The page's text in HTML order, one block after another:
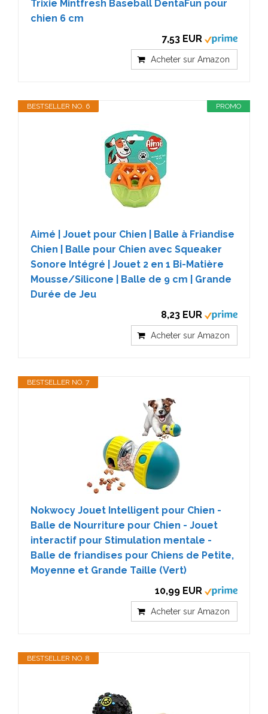
Trixie Mintfresh Baseball DentaFun pour
chien 6 cm
7,53 EUR
Acheter sur Amazon
PROMO
BESTSELLER NO. 6
Aimé | Jouet pour Chien | Balle à Friandise
Chien | Balle pour Chien avec Squeaker
Sonore Intégré | Jouet 2 en 1 Bi-Matière
Mousse/Silicone | Balle de 9 cm | Grande
Durée de Jeu
8,23 EUR
Acheter sur Amazon
BESTSELLER NO. 7
Nokwocy Jouet Intelligent pour Chien -
Balle de Nourriture pour Chien - Jouet
interactif pour Stimulation mentale -
Balle de friandises pour Chiens de Petite,
Moyenne et Grande Taille (Vert)
10,99 EUR
Acheter sur Amazon
BESTSELLER NO. 8